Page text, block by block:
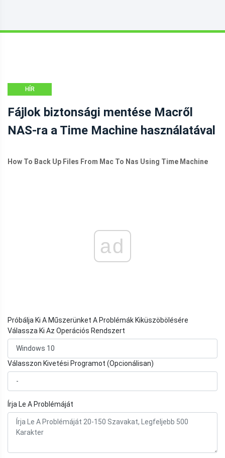
HÍR
Fájlok biztonsági mentése Macről
NAS-ra a Time Machine használatával
How To Back Up Files From Mac To Nas Using Time Machine
ad
Próbálja Ki A Műszerünket A Problémák Kiküszöbölésére
Válassza Ki Az Operációs Rendszert
Válasszon Kivetési Programot (Opcionálisan)
Írja Le A Problémáját